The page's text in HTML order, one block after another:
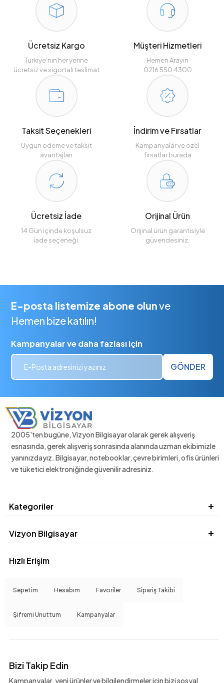
Ücretsiz Kargo
Türkiye’nin her yerine
ücretsiz ve sigortalı teslimat
Müşteri Hizmetleri
Hemen Arayın
0216 550 4300
Taksit Seçenekleri
Uygun ödeme ve taksit
avantajları
İndirim ve Fırsatlar
Kampanyalar ve özel
fırsatlar burada
Ücretsiz İade
14 Gün içinde koşulsuz
iade seçeneği.
Orijinal Ürün
Orijinal ürün garantisiyle
güvendesiniz.
E-posta listemize abone olunve
Hemen bize katılın!
Kampanyalar ve daha fazlası için
GÖNDER
2005'ten bugüne, Vizyon Bilgisayar olarak gerek alışveriş
esnasında, gerek alışveriş sonrasında alanında uzman ekibimizle
yanınızdayız. Bilgisayar, notebooklar, çevre birimleri, ofis ürünleri
ve tüketici elektroniğinde güvenilir adresiniz.
Kategoriler
Vizyon Bilgisayar
Hızlı Erişim
Sepetim Hesabım Favoriler Sipariş Takibi
Şifremi Unuttum Kampanyalar
Bizi Takip Edin
Kampanyalar, yeni ürünler ve bilgilendirmeler için bizi sosyal